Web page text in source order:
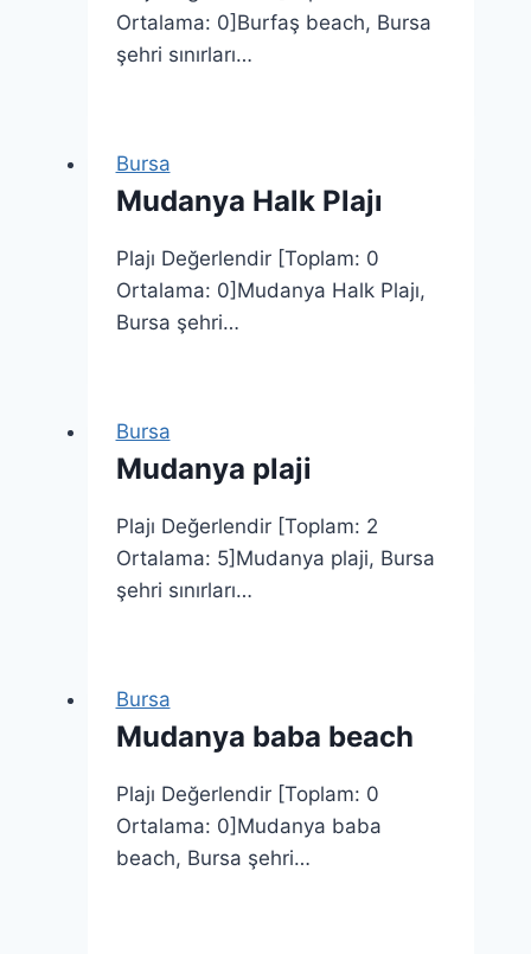
Ortalama: 0]Burfaş beach, Bursa
şehri sınırları…
Bursa
Mudanya Halk Plajı
Plajı Değerlendir [Toplam: 0
Ortalama: 0]Mudanya Halk Plajı,
Bursa şehri…
Bursa
Mudanya plaji
Plajı Değerlendir [Toplam: 2
Ortalama: 5]Mudanya plaji, Bursa
şehri sınırları…
Bursa
Mudanya baba beach
Plajı Değerlendir [Toplam: 0
Ortalama: 0]Mudanya baba
beach, Bursa şehri…